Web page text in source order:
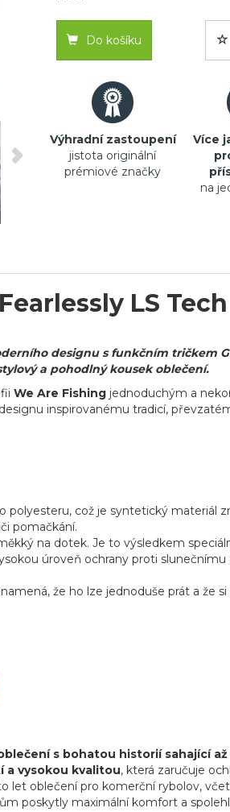
Do košíku
Výhradní zastoupení
jistota originální
prémiové značky
Více
na
LS
designu s funkčním tričkem
a pohodlný kousek oblečení.
We Are Fishing jednoduchým a
inspirovanému tradicí,
polyesteru, což je syntetický materiál
pomačkání.
na dotek. Je to výsledkem
úroveň ochrany proti
že ho lze jednoduše prát a že
s bohatou historií sahající až
a vysokou kvalitou, která zaručuje
let oblečení pro komerční rybolov,
poskytly maximální komfort a